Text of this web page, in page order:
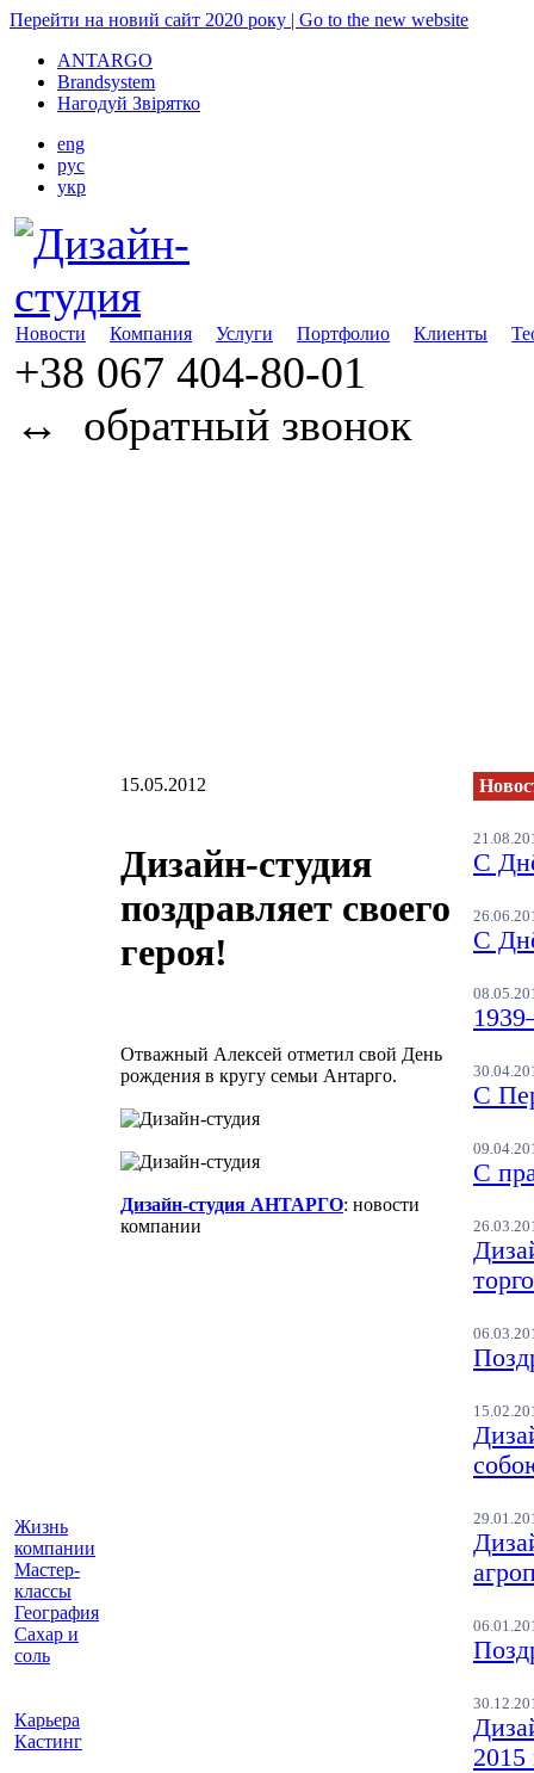
Перейти на новий сайт 2020 року | Go to the new website
ANTARGO
Brandsystem
Нагодуй Звірятко
eng
рус
укр
Новости Компания Услуги Портфолио Клиенты
+38 067 404-80-01
↔
обратный звонок
Жизнь
компании
Мастер-
классы
География
Сахар и
соль
Карьера
Кастинг
15.05.2012
Дизайн-студия
поздравляет своего
героя!
Отважный Алексей отметил свой День
рождения в кругу семьи Антарго.
Дизайн-студия АНТАРГО: новости
компании
С
С
С
С
2015